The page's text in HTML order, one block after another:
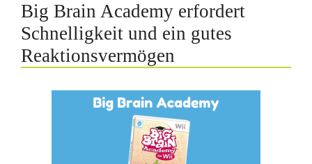
Big Brain Academy erfordert
Schnelligkeit und ein gutes
Reaktionsvermögen